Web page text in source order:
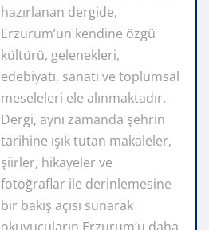
hazırlanan dergide,
Erzurum’un kendine özgü
kültürü, gelenekleri,
edebiyatı, sanatı ve toplumsal
meseleleri ele alınmaktadır.
Dergi, aynı zamanda şehrin
tarihine ışık tutan makaleler,
şiirler, hikayeler ve
fotoğraflar ile derinlemesine
bir bakış açısı sunarak